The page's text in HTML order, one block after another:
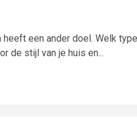
heeft een ander doel. Welk type
de stijl van je huis en...